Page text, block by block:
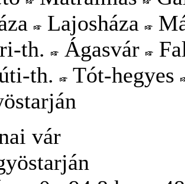
Lajosháza
th.
Ágasvár
th.
Tót-hegyes
vár